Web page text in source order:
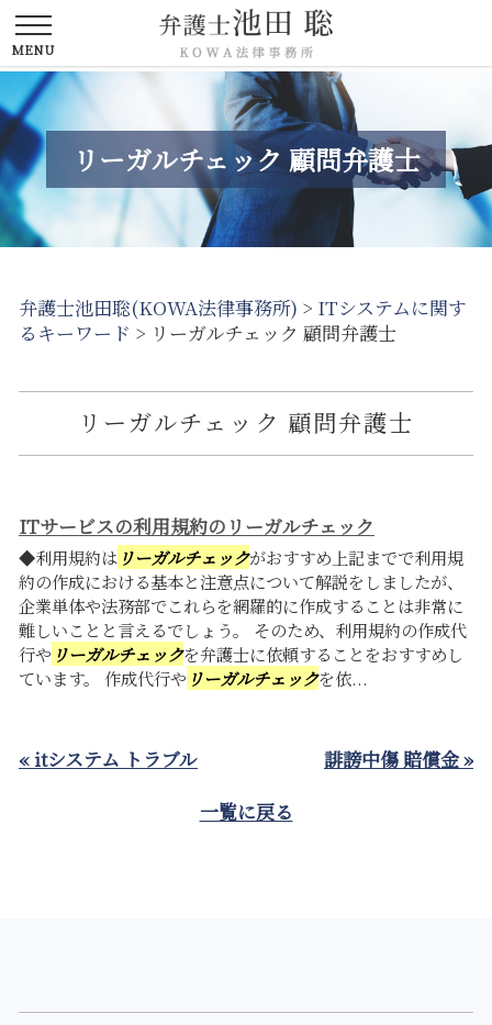
リーガルチェック 顧問弁護士
弁護士池田聡(KOWA法律事務所) > ITシステムに関す
るキーワード > リーガルチェック 顧問弁護士
リーガルチェック 顧問弁護士
ITサービスの利用規約のリーガルチェック
◆利用規約は リーガルチェックがおすすめ上記までで利用規
約の作成における基本と注意点について解説をしましたが、
企業単体や法務部でこれらを網羅的に作成することは非常に
難しいことと言えるでしょう。 そのため、利用規約の作成代
行や リーガルチェックを弁護士に依頼することをおすすめし
ています。 作成代行や リーガルチェックを依...
« itシステム トラブル
誹謗中傷 賠償金 »
一覧に戻る